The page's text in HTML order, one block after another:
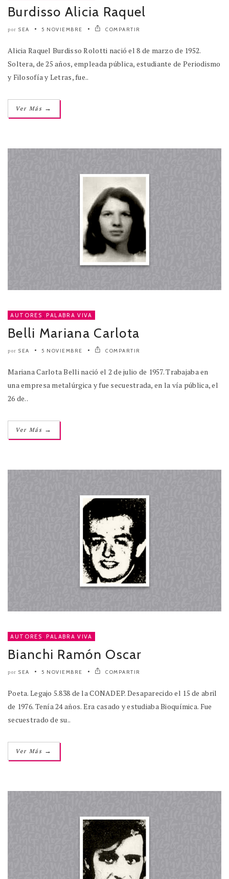
Burdisso Alicia Raquel
por SEA 5 NOVIEMBRE COMPARTIR
Alicia Raquel Burdisso Rolotti nació el 8 de marzo de 1952.
Soltera, de 25 años, empleada pública, estudiante de Periodismo
y Filosofía y Letras, fue..
Ver Más →
AUTORES , PALABRA VIVA
Belli Mariana Carlota
por SEA 5 NOVIEMBRE COMPARTIR
Mariana Carlota Belli nació el 2 de julio de 1957. Trabajaba en
una empresa metalúrgica y fue secuestrada, en la vía pública, el
26 de..
Ver Más →
AUTORES , PALABRA VIVA
Bianchi Ramón Oscar
por SEA 5 NOVIEMBRE COMPARTIR
Poeta. Legajo 5.838 de la CONADEP. Desaparecido el 15 de abril
de 1976. Tenía 24 años. Era casado y estudiaba Bioquímica. Fue
secuestrado de su..
Ver Más →